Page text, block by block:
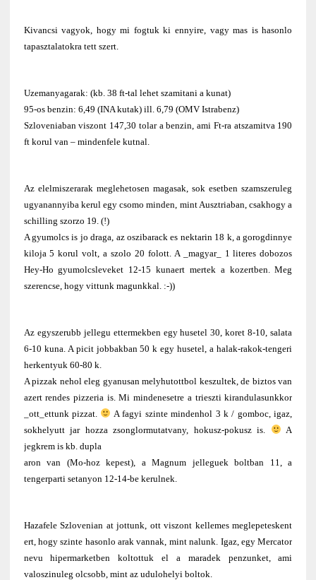
Kivancsi vagyok, hogy mi fogtuk ki ennyire, vagy mas is hasonlo
tapasztalatokra tett szert.
Uzemanyagarak: (kb. 38 ft-tal lehet szamitani a kunat)
95-os benzin: 6,49 (INA kutak) ill. 6,79 (OMV Istrabenz)
Szloveniaban viszont 147,30 tolar a benzin, ami Ft-ra atszamitva 190
ft korul van – mindenfele kutnal.
Az elelmiszerarak meglehetosen magasak, sok esetben szamszeruleg
ugyanannyiba kerul egy csomo minden, mint Ausztriaban, csakhogy a
schilling szorzo 19. (!)
A gyumolcs is jo draga, az oszibarack es nektarin 18 k, a gorogdinnye
kiloja 5 korul volt, a szolo 20 folott. A _magyar_ 1 literes dobozos
Hey-Ho gyumolcsleveket 12-15 kunaert mertek a kozertben. Meg
szerencse, hogy vittunk magunkkal. :-))
Az egyszerubb jellegu ettermekben egy husetel 30, koret 8-10, salata
6-10 kuna. A picit jobbakban 50 k egy husetel, a halak-rakok-tengeri
herkentyuk 60-80 k.
A pizzak nehol eleg gyanusan melyhutottbol keszultek, de biztos van
azert rendes pizzeria is. Mi mindenesetre a trieszti kirandulasunkkor
_ott_ettunk pizzat.
A fagyi szinte mindenhol 3 k / gomboc, igaz,
sokhelyutt jar hozza zsonglormutatvany, hokusz-pokusz is.
A
jegkrem is kb. dupla
aron van (Mo-hoz kepest), a Magnum jelleguek boltban 11, a
tengerparti setanyon 12-14-be kerulnek.
Hazafele Szlovenian at jottunk, ott viszont kellemes meglepeteskent
ert, hogy szinte hasonlo arak vannak, mint nalunk. Igaz, egy Mercator
nevu hipermarketben koltottuk el a maradek penzunket, ami
valoszinuleg olcsobb, mint az udulohelyi boltok.